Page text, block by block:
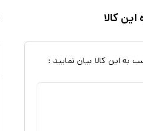
کالا
به این کالا بیان نمایید :